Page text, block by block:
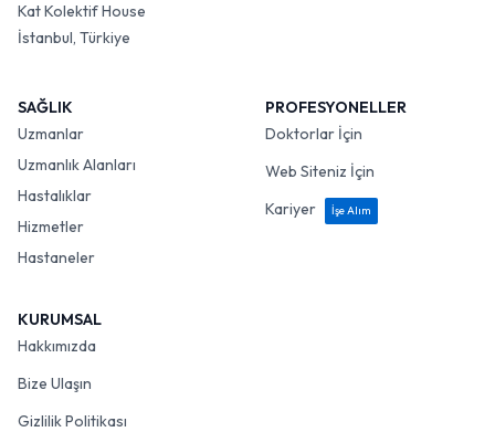
Kat Kolektif House
İstanbul, Türkiye
SAĞLIK
Uzmanlar
Uzmanlık Alanları
Hastalıklar
Hizmetler
Hastaneler
PROFESYONELLER
Doktorlar İçin
Web Siteniz İçin
Kariyer
İşe Alım
KURUMSAL
Hakkımızda
Bize Ulaşın
Gizlilik Politikası